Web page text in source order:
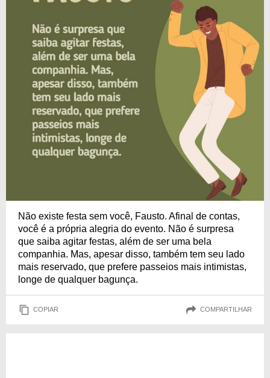
Não existe festa sem você, Fausto. Afinal de contas,
você é a própria alegria do evento. Não é surpresa
que saiba agitar festas, além de ser uma bela
companhia. Mas, apesar disso, também tem seu lado
mais reservado, que prefere passeios mais intimistas,
longe de qualquer bagunça.
COPIAR COMPARTILHAR